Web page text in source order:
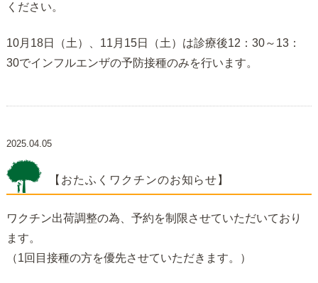
ください。
10月18日（土）、11月15日（土）は診療後12：30～13：
30でインフルエンザの予防接種のみを行います。
2025.04.05
【おたふくワクチンのお知らせ】
ワクチン出荷調整の為、予約を制限させていただいており
ます。
（1回目接種の方を優先させていただきます。）